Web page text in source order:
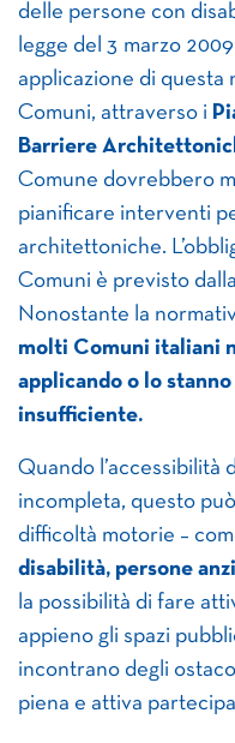
delle persone con
legge del 3 marzo
applicazione di questa
Comuni, attraverso i
Barriere
Comune dovrebbero
pianificare interventi
architettoniche.
Comuni è previsto
Nonostante la
molti Comuni italiani
applicando o lo
insufficiente.
Quando l’accessibilità
incompleta, questo
difficoltà motorie –
disabilità, persone
la possibilità di fare
appieno gli spazi
incontrano degli
piena e attiva